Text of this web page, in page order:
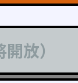
放）